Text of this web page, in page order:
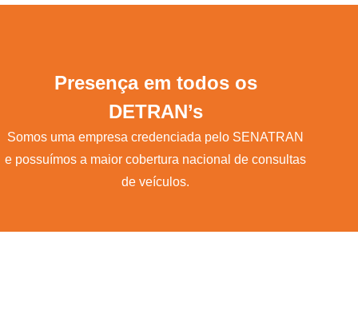
Presença em todos os
DETRAN’s
Somos uma empresa credenciada pelo SENATRAN
e possuímos a maior cobertura nacional de consultas
de veículos.